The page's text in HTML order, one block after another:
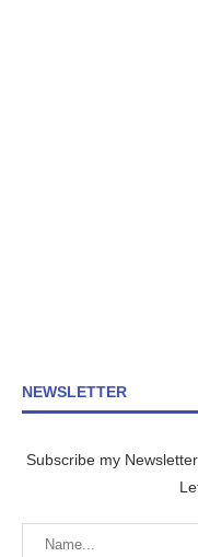
NEWSLETTER
Subscribe my